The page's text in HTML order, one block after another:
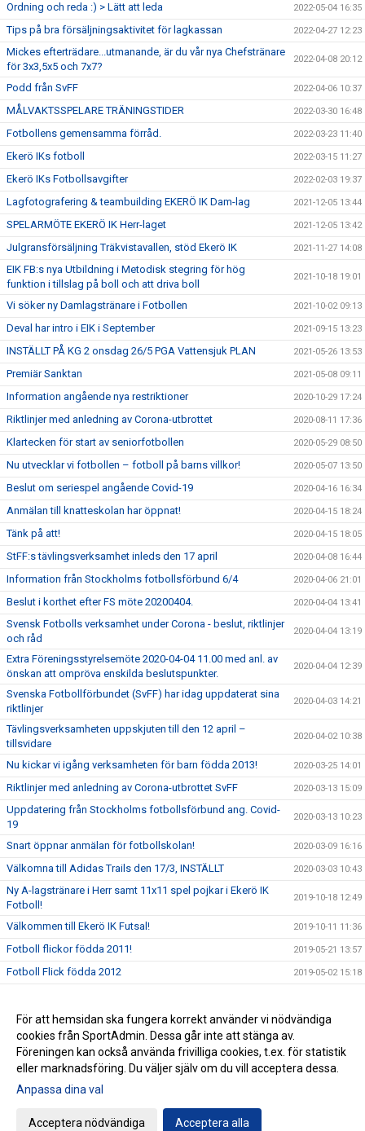
Ordning och reda :) > Lätt att leda 2022-05-04 16:35
Tips på bra försäljningsaktivitet för lagkassan 2022-04-27 12:23
Mickes efterträdare...utmanande, är du vår nya Chefstränare
för 3x3,5x5 och 7x7?
2022-04-08 20:12
Podd från SvFF 2022-04-06 10:37
MÅLVAKTSSPELARE TRÄNINGSTIDER 2022-03-30 16:48
Fotbollens gemensamma förråd. 2022-03-23 11:40
Ekerö IKs fotboll 2022-03-15 11:27
Ekerö IKs Fotbollsavgifter 2022-02-03 19:37
Lagfotografering & teambuilding EKERÖ IK Dam-lag 2021-12-05 13:44
SPELARMÖTE EKERÖ IK Herr-laget 2021-12-05 13:42
Julgransförsäljning Träkvistavallen, stöd Ekerö IK 2021-11-27 14:08
EIK FB:s nya Utbildning i Metodisk stegring för hög
funktion i tillslag på boll och att driva boll
2021-10-18 19:01
Vi söker ny Damlagstränare i Fotbollen 2021-10-02 09:13
Deval har intro i EIK i September 2021-09-15 13:23
INSTÄLLT PÅ KG 2 onsdag 26/5 PGA Vattensjuk PLAN 2021-05-26 13:53
Premiär Sanktan 2021-05-08 09:11
Information angående nya restriktioner 2020-10-29 17:24
Riktlinjer med anledning av Corona-utbrottet 2020-08-11 17:36
Klartecken för start av seniorfotbollen 2020-05-29 08:50
Nu utvecklar vi fotbollen – fotboll på barns villkor! 2020-05-07 13:50
Beslut om seriespel angående Covid-19 2020-04-16 16:34
Anmälan till knatteskolan har öppnat! 2020-04-15 18:24
Tänk på att! 2020-04-15 18:05
StFF:s tävlingsverksamhet inleds den 17 april 2020-04-08 16:44
Information från Stockholms fotbollsförbund 6/4 2020-04-06 21:01
Beslut i korthet efter FS möte 20200404. 2020-04-04 13:41
Svensk Fotbolls verksamhet under Corona - beslut, riktlinjer
och råd
2020-04-04 13:19
Extra Föreningsstyrelsemöte 2020-04-04 11.00 med anl. av
önskan att ompröva enskilda beslutspunkter.
2020-04-04 12:39
Svenska Fotbollförbundet (SvFF) har idag uppdaterat sina
riktlinjer
2020-04-03 14:21
Tävlingsverksamheten uppskjuten till den 12 april –
tillsvidare
2020-04-02 10:38
Nu kickar vi igång verksamheten för barn födda 2013! 2020-03-25 14:01
Riktlinjer med anledning av Corona-utbrottet SvFF 2020-03-13 15:09
Uppdatering från Stockholms fotbollsförbund ang. Covid-
19
2020-03-13 10:23
Snart öppnar anmälan för fotbollskolan! 2020-03-09 16:16
Välkomna till Adidas Trails den 17/3, INSTÄLLT 2020-03-03 10:43
Ny A-lagstränare i Herr samt 11x11 spel pojkar i Ekerö IK
Fotboll!
2019-10-18 12:49
Välkommen till Ekerö IK Futsal! 2019-10-11 11:36
Fotboll flickor födda 2011! 2019-05-21 13:57
Fotboll Flick födda 2012 2019-05-02 15:18
2019-03-05 15:48
Ny huvudtränare till A-laget Dam! 2018-11-13 20:25
Gå till Webbversion
För att hemsidan ska fungera korrekt använder vi nödvändiga
cookies från SportAdmin. Dessa går inte att stänga av.
Föreningen kan också använda frivilliga cookies, t.ex. för statistik
eller marknadsföring. Du väljer själv om du vill acceptera dessa.
Anpassa dina val
Acceptera nödvändiga Acceptera alla